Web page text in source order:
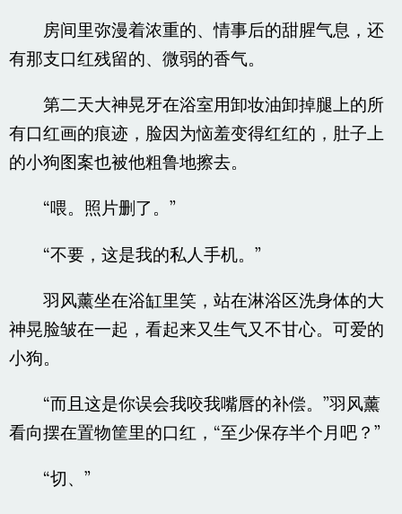
房间里弥漫着浓重的、情事后的甜腥气息，还
有那支口红残留的、微弱的香气。
第二天大神晃牙在浴室用卸妆油卸掉腿上的所
有口红画的痕迹，脸因为恼羞变得红红的，肚子上
的小狗图案也被他粗鲁地擦去。
“喂。照片删了。”
“不要，这是我的私人手机。”
羽风薰坐在浴缸里笑，站在淋浴区洗身体的大
神晃脸皱在一起，看起来又生气又不甘心。可爱的
小狗。
“而且这是你误会我咬我嘴唇的补偿。”羽风薰
看向摆在置物筐里的口红，“至少保存半个月吧？”
“切、”